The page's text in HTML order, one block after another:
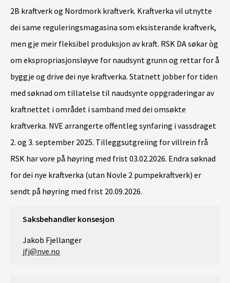
2B kraftverk og Nordmork kraftverk. Kraftverka vil utnytte
dei same reguleringsmagasina som eksisterande kraftverk,
men gje meir fleksibel produksjon av kraft. RSK DA søkar òg
om ekspropriasjonsløyve for naudsynt grunn og rettar for å
byggje og drive dei nye kraftverka. Statnett jobber for tiden
med søknad om tillatelse til naudsynte oppgraderingar av
kraftnettet i området i samband med dei omsøkte
kraftverka. NVE arrangerte offentleg synfaring i vassdraget
2. og 3. september 2025. Tilleggsutgreiing for villrein frå
RSK har vore på høyring med frist 03.02.2026. Endra søknad
for dei nye kraftverka (utan Novle 2 pumpekraftverk) er
sendt på høyring med frist 20.09.2026.
Saksbehandler konsesjon
Jakob Fjellanger
jfj@nve.no